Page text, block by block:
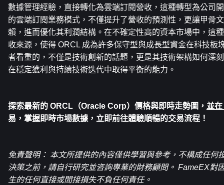
數據管理經驗，直接轉化為雲端訂閱營收，這種轉型為公司
的雲端訂閱業務模式，不僅提升了營收的預測性，更讓甲骨
賴，進而優化其利潤結構。在不確定性高的資本市場中，這
收來源，使得 ORCL 成為許多保守型與成長型資金在科技板
者看重的，不僅是技術創新的話題，更是其技術架構如何深
在穩定獲利與持續技術迭代中取得平衡的能力。
探索最新的 ORCL（Oracle Corp） 價格與即時走勢圖， 並
易 ，掌握即時市場數據，立即前往體驗順暢的交易流程！
免責聲明： 本文所提供的內容僅供學習與參考，不構成任何
決策之前，請自行研究並咨詢專業的財務顧問。 FameEX對
生的任何直接或間接損失不負任何責任。